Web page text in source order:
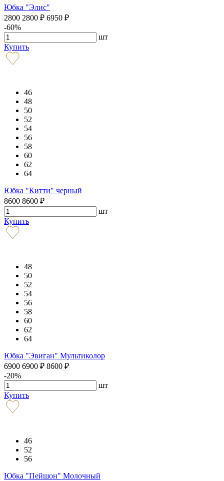
Юбка "Элис"
2800 2800 ₽ 6950 ₽
-60%
шт
Купить
46
48
50
52
54
56
58
60
62
64
Юбка "Китти" черный
8600 8600 ₽
шт
Купить
48
50
52
54
56
58
60
62
64
Юбка "Эвиган" Мультиколор
6900 6900 ₽ 8600 ₽
-20%
шт
Купить
46
52
56
Юбка "Пейшон" Молочный